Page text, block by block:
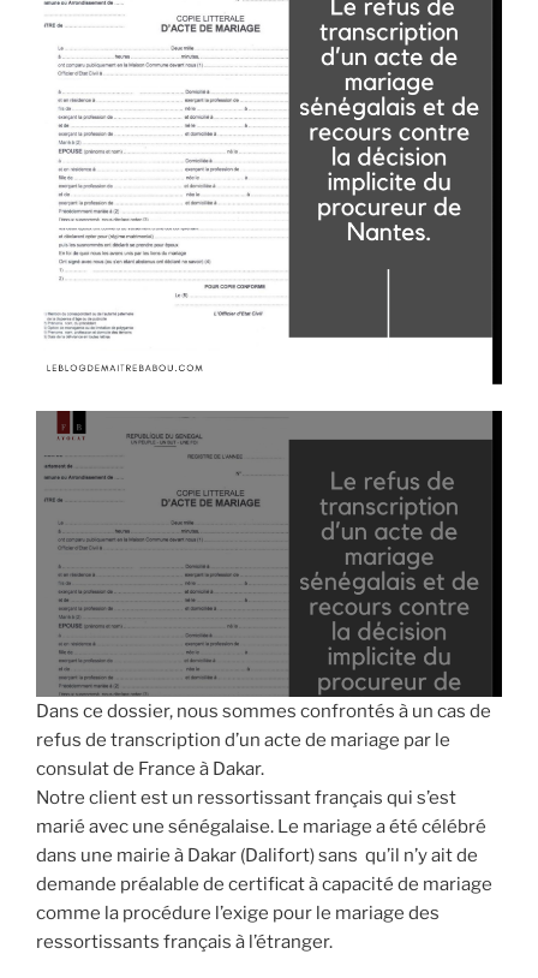
Dans ce dossier, nous sommes confrontés à un cas de
refus de transcription d’un acte de mariage par le
consulat de France à Dakar.
Notre client est un ressortissant français qui s’est
marié avec une sénégalaise. Le mariage a été célébré
dans une mairie à Dakar (Dalifort) sans qu’il n’y ait de
demande préalable de certificat à capacité de mariage
comme la procédure l’exige pour le mariage des
ressortissants français à l’étranger.